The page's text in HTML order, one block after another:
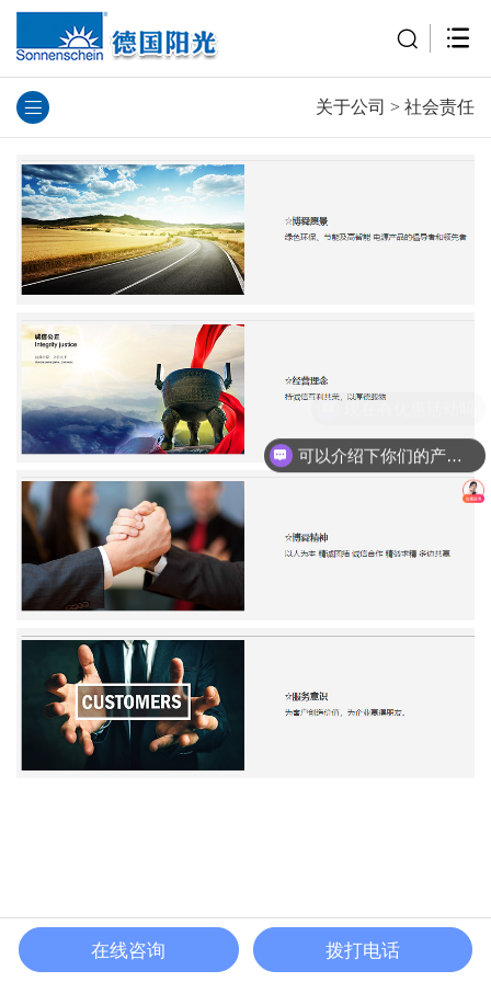
关于公司 > 社会责任
首页 联系
可以介绍下你们的产品么
在线咨询 拨打电话